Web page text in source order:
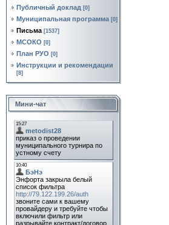
Публичный доклад [0]
Муниципальная программа [0]
Письма [1537]
МСОКО [0]
План РУО [0]
Инструкции и рекомендации
[8]
Мини-чат